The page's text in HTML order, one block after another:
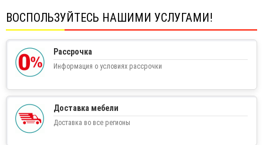
ВОСПОЛЬЗУЙТЕСЬ НАШИМИ УСЛУГАМИ!
Рассрочка
Информация о условиях рассрочки
Доставка мебели
Доставка во все регионы